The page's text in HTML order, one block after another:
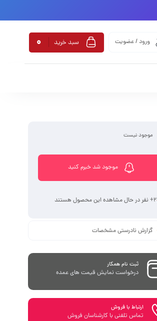
ورود / عضویت سبد خرید 0
موجود نیست
موجود شد خبرم کنید
2+ نفر در حال مشاهده این محصول هستند
گزارش نادرستی مشخصات
ثبت نام همکار
درخواست نمایش قیمت های عمده
ارتباط با فروش
تماس تلفنی با کارشناسان فروش